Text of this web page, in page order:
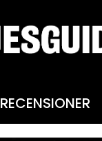
RECENSIONER